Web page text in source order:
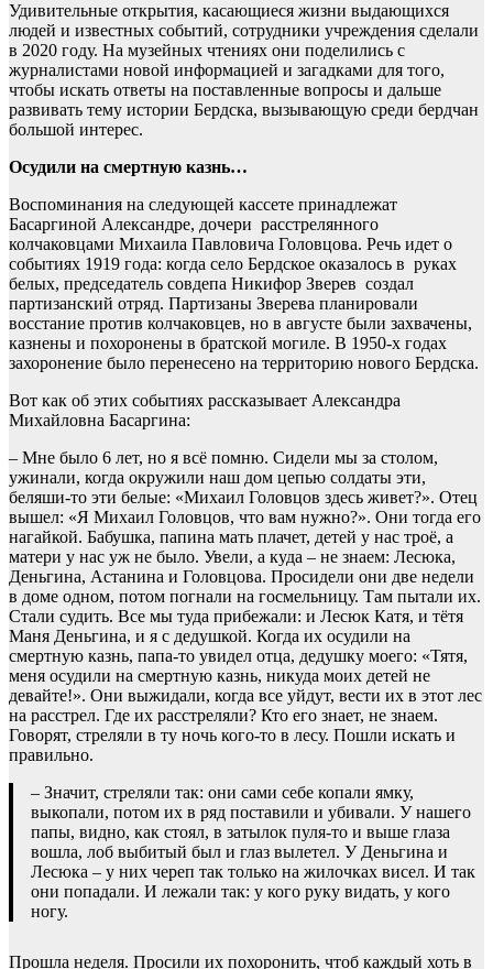
Удивительные открытия, касающиеся жизни выдающихся
людей и известных событий, сотрудники учреждения сделали
в 2020 году. На музейных чтениях они поделились с
журналистами новой информацией и загадками для того,
чтобы искать ответы на поставленные вопросы и дальше
развивать тему истории Бердска, вызывающую среди бердчан
большой интерес.
Осудили на смертную казнь…
Воспоминания на следующей кассете принадлежат
Басаргиной Александре, дочери расстрелянного
колчаковцами Михаила Павловича Головцова. Речь идет о
событиях 1919 года: когда село Бердское оказалось в руках
белых, председатель совдепа Никифор Зверев создал
партизанский отряд. Партизаны Зверева планировали
восстание против колчаковцев, но в августе были захвачены,
казнены и похоронены в братской могиле. В 1950-х годах
захоронение было перенесено на территорию нового Бердска.
Вот как об этих событиях рассказывает Александра
Михайловна Басаргина:
– Мне было 6 лет, но я всё помню. Сидели мы за столом,
ужинали, когда окружили наш дом цепью солдаты эти,
беляши-то эти белые: «Михаил Головцов здесь живет?». Отец
вышел: «Я Михаил Головцов, что вам нужно?». Они тогда его
нагайкой. Бабушка, папина мать плачет, детей у нас троё, а
матери у нас уж не было. Увели, а куда – не знаем: Лесюка,
Деньгина, Астанина и Головцова. Просидели они две недели
в доме одном, потом погнали на госмельницу. Там пытали их.
Стали судить. Все мы туда прибежали: и Лесюк Катя, и тётя
Маня Деньгина, и я с дедушкой. Когда их осудили на
смертную казнь, папа-то увидел отца, дедушку моего: «Тятя,
меня осудили на смертную казнь, никуда моих детей не
девайте!». Они выжидали, когда все уйдут, вести их в этот лес
на расстрел. Где их расстреляли? Кто его знает, не знаем.
Говорят, стреляли в ту ночь кого-то в лесу. Пошли искать и
правильно.
– Значит, стреляли так: они сами себе копали ямку,
выкопали, потом их в ряд поставили и убивали. У нашего
папы, видно, как стоял, в затылок пуля-то и выше глаза
вошла, лоб выбитый был и глаз вылетел. У Деньгина и
Лесюка – у них череп так только на жилочках висел. И так
они попадали. И лежали так: у кого руку видать, у кого
ногу.
Прошла неделя. Просили их похоронить, чтоб каждый хоть в